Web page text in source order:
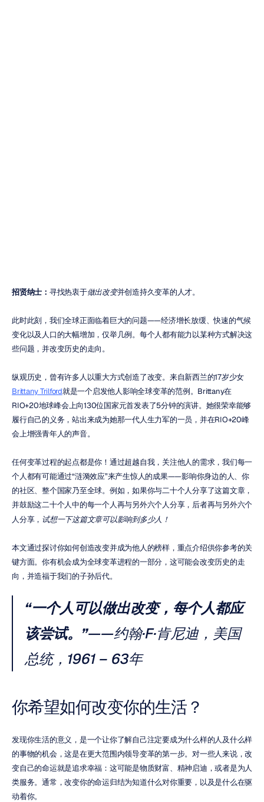
招贤纳士： 寻找热衷于做出改变并创造持久变革的人才。
此时此刻，我们全球正面临着巨大的问题——经济增长放缓、快速的气候
变化以及人口的大幅增加，仅举几例。每个人都有能力以某种方式解决这
些问题，并改变历史的走向。
纵观历史，曾有许多人以重大方式创造了改变。来自新西兰的17岁少女
Brittany Trilford就是一个启发他人影响全球变革的范例。Brittany在
RIO+20地球峰会上向130位国家元首发表了5分钟的演讲。她很荣幸能够
履行自己的义务，站出来成为她那一代人生力军的一员，并在RIO+20峰
会上增强青年人的声音。
任何变革过程的起点都是你！通过超越自我，关注他人的需求，我们每一
个人都有可能通过“涟漪效应”来产生惊人的成果——影响你身边的人、你
的社区、整个国家乃至全球。例如，如果你与二十个人分享了这篇文章，
并鼓励这二十个人中的每一个人再与另外六个人分享，后者再与另外六个
人分享， 试想一下这篇文章可以影响到多少人！
本文通过探讨你如何创造改变并成为他人的榜样，重点介绍供你参考的关
键方面。你有机会成为全球变革进程的一部分，这可能会改变历史的走
向，并造福于我们的子孙后代。
“一个人可以做出改变，每个人都应
该尝试。”——约翰·F·肯尼迪，美国
总统，1961 – 63年
你希望如何改变你的生活？
发现你生活的意义，是一个让你了解自己注定要成为什么样的人及什么样
的事物的机会，这是在更大范围内领导变革的第一步。对一些人来说，改
变自己的命运就是追求幸福：这可能是物质财富、精神启迪，或者是为人
类服务。通常，改变你的命运归结为知道什么对你重要，以及是什么在驱
动着你。